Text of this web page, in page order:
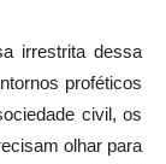
irrestrita dessa
proféticos
civil, os
olhar para